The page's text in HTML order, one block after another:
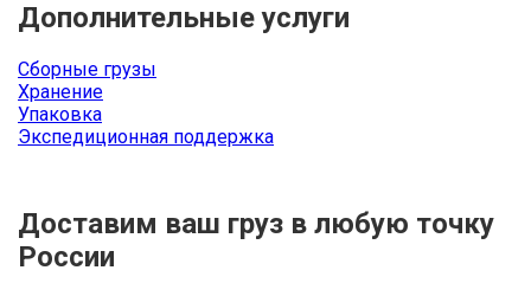
Дополнительные услуги
Сборные грузы
Хранение
Упаковка
Экспедиционная поддержка
Доставим ваш груз в любую точку
России